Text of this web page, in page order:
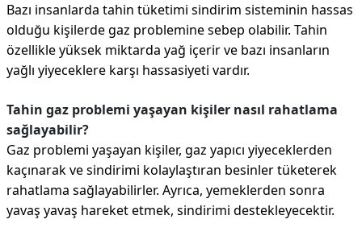
Bazı insanlarda tahin tüketimi sindirim sisteminin hassas
olduğu kişilerde gaz problemine sebep olabilir. Tahin
özellikle yüksek miktarda yağ içerir ve bazı insanların
yağlı yiyeceklere karşı hassasiyeti vardır.
Tahin gaz problemi yaşayan kişiler nasıl rahatlama
sağlayabilir?
Gaz problemi yaşayan kişiler, gaz yapıcı yiyeceklerden
kaçınarak ve sindirimi kolaylaştıran besinler tüketerek
rahatlama sağlayabilirler. Ayrıca, yemeklerden sonra
yavaş yavaş hareket etmek, sindirimi destekleyecektir.